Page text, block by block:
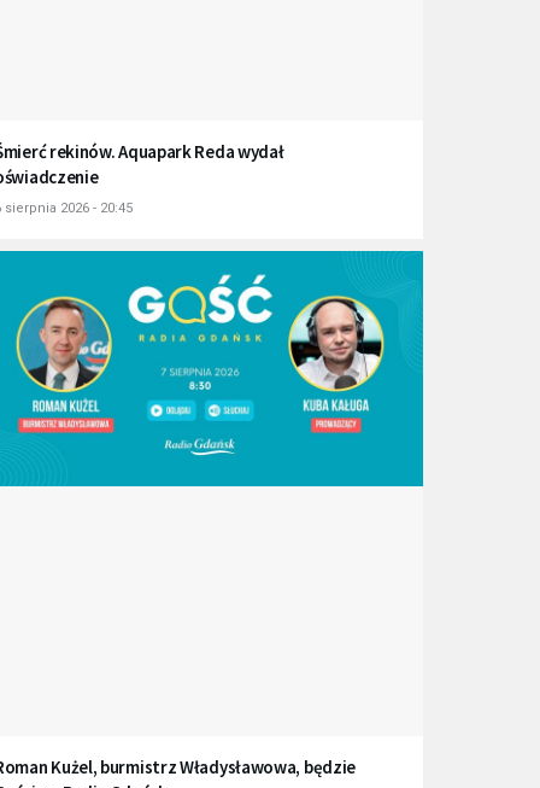
rekinów. Aquapark Reda wydał
sierpnia 2026 - 20:45
Kużel, burmistrz Władysławowa, będzie